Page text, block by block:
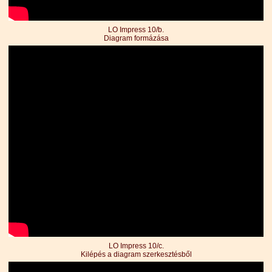
LO Impress 10/b.
Diagram formázása
LO Impress 10/c.
Kilépés a diagram szerkesztésből